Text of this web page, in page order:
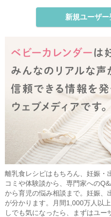
新規ユーザー
離乳食レシピはもちろん、妊娠・
コミや体験談から、専門家への
から育児の悩み相談まで。妊娠、
が分かります。月間1,000万人以
しでも気になったら、まずはユー